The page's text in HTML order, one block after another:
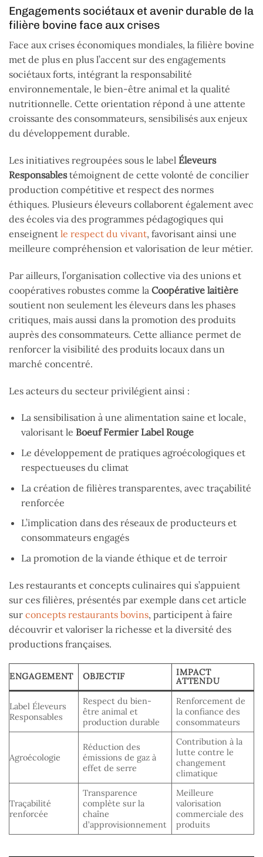
Engagements sociétaux et avenir durable de la
filière bovine face aux crises
Face aux crises économiques mondiales, la filière bovine
met de plus en plus l’accent sur des engagements
sociétaux forts, intégrant la responsabilité
environnementale, le bien-être animal et la qualité
nutritionnelle. Cette orientation répond à une attente
croissante des consommateurs, sensibilisés aux enjeux
du développement durable.
Les initiatives regroupées sous le label Éleveurs
Responsablestémoignent de cette volonté de concilier
production compétitive et respect des normes
éthiques. Plusieurs éleveurs collaborent également avec
des écoles via des programmes pédagogiques qui
enseignent le respect du vivant, favorisant ainsi une
meilleure compréhension et valorisation de leur métier.
Par ailleurs, l’organisation collective via des unions et
coopératives robustes comme la Coopérative laitière
soutient non seulement les éleveurs dans les phases
critiques, mais aussi dans la promotion des produits
auprès des consommateurs. Cette alliance permet de
renforcer la visibilité des produits locaux dans un
marché concentré.
Les acteurs du secteur privilégient ainsi :
La sensibilisation à une alimentation saine et locale,
valorisant le Boeuf Fermier Label Rouge
Le développement de pratiques agroécologiques et
respectueuses du climat
La création de filières transparentes, avec traçabilité
renforcée
L’implication dans des réseaux de producteurs et
consommateurs engagés
La promotion de la viande éthique et de terroir
Les restaurants et concepts culinaires qui s’appuient
sur ces filières, présentés par exemple dans cet article
sur concepts restaurants bovins, participent à faire
découvrir et valoriser la richesse et la diversité des
productions françaises.
ENGAGEMENT OBJECTIF
IMPACT
ATTENDU
Label Éleveurs
Responsables
Respect du bien-
être animal et
production durable
Renforcement de
la confiance des
consommateurs
Agroécologie
Réduction des
émissions de gaz à
effet de serre
Contribution à la
lutte contre le
changement
climatique
Traçabilité
renforcée
Transparence
complète sur la
chaîne
d’approvisionnement
Meilleure
valorisation
commerciale des
produits